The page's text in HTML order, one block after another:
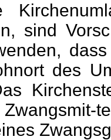
sind
des